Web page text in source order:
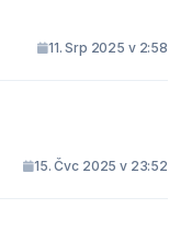
11. Srp 2025 v 2:58
15. Čvc 2025 v 23:52